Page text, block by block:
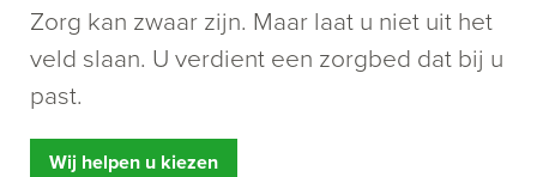
Zorg kan zwaar zijn. Maar laat u niet uit het
veld slaan. U verdient een zorgbed dat bij u
past.
Wij helpen u kiezen